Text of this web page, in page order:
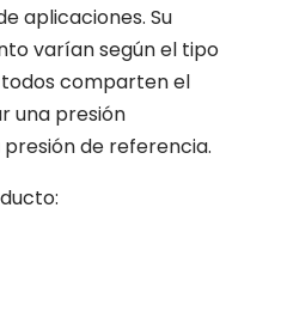
aplicaciones. Su
varían según el tipo
comparten el
una presión
de referencia.